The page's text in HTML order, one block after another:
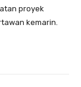
proyek
kemarin.